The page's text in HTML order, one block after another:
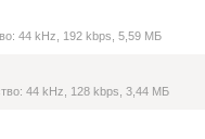
44 kHz, 192 kbps, 5,59 МБ
44 kHz, 128 kbps, 3,44 МБ